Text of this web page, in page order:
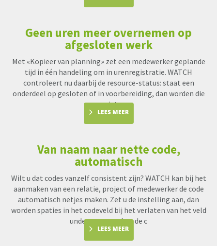
Geen uren meer overnemen op
afgesloten werk
Met «Kopieer van planning» zet een medewerker geplande
tijd in één handeling om in urenregistratie. WATCH
controleert nu daarbij de resource-status: staat een
onderdeel op gesloten of in voorbereiding, dan worden die
uren niet me
LEES MEER
Van naam naar nette code,
automatisch
Wilt u dat codes vanzelf consistent zijn? WATCH kan bij het
aanmaken van een relatie, project of medewerker de code
automatisch netjes maken. Zet u de instelling aan, dan
worden spaties in het codeveld bij het verlaten van het veld
underscores en kan de c
LEES MEER